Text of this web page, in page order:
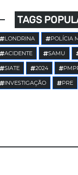
TAGS
LONDRINA POLÍCIA
ACIDENTE SAMU
SIATE 2024
INVESTIGAÇÃO PRE